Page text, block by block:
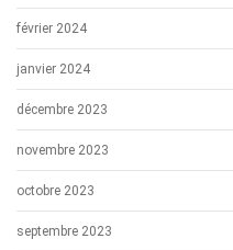
février 2024
janvier 2024
décembre 2023
novembre 2023
octobre 2023
septembre 2023